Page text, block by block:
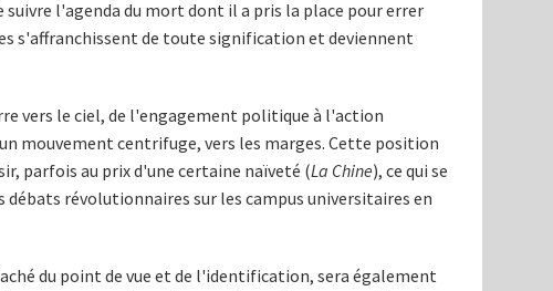
suivre l'agenda du mort dont il a pris la place pour errer
s'affranchissent de toute signification et deviennent
vers le ciel, de l'engagement politique à l'action
mouvement centrifuge, vers les marges. Cette position
parfois au prix d'une certaine naïveté (La Chine), ce qui se
révolutionnaires sur les campus universitaires en
du point de vue et de l'identification, sera également